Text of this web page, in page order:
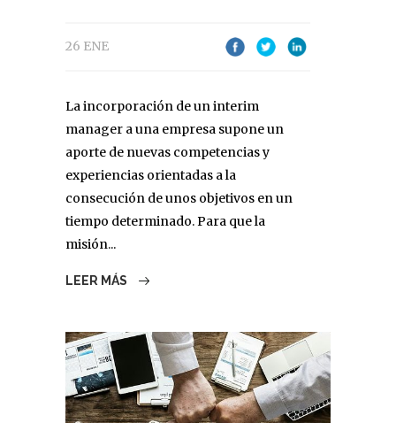
26 ENE
La incorporación de un interim
manager a una empresa supone un
aporte de nuevas competencias y
experiencias orientadas a la
consecución de unos objetivos en un
tiempo determinado. Para que la
misión...
LEER MÁS